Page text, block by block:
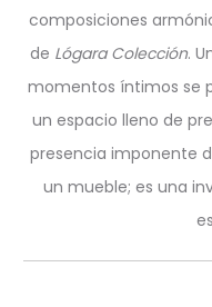
composiciones
de Lógara Colección.
momentos íntimos se
un espacio lleno de
presencia imponente
un mueble; es una